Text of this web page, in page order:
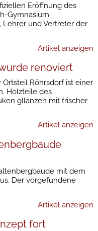
Eröffnung des
Gymnasium
Lehrer und Vertreter der
Artikel anzeigen
renoviert
Röhrsdorf ist einer
Holzteile des
gllänzen mit frischer
Artikel anzeigen
mit dem
Der vorgefundene
Artikel anzeigen
fort